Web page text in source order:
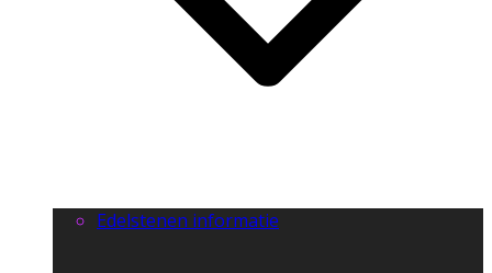
Edelstenen informatie